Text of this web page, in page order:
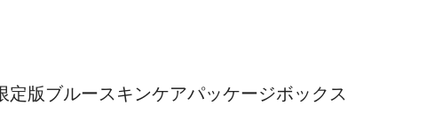
定版ブルースキンケアパッケージボックス